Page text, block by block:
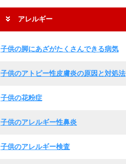
アレルギー
子供の脚にあざがたくさんできる病気
子供のアトピー性皮膚炎の原因と対処法
子供の花粉症
子供のアレルギー性鼻炎
子供のアレルギー検査